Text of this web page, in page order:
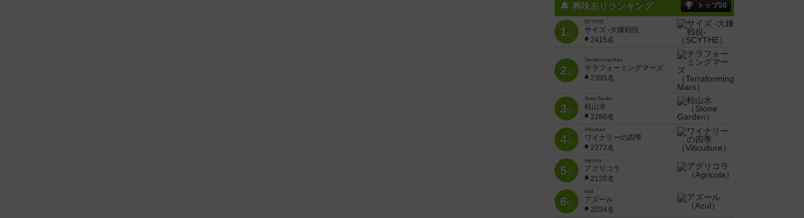
興味ありランキング トップ50
1位
SCYTHE
サイズ -大鎌戦役-
2415名
2位
Terraforming Mars
テラフォーミングマーズ
2395名
3位
Stone Garden
枯山水
2280名
4位
Viticulture
ワイナリーの四季
2272名
5位
Agricola
アグリコラ
2120名
6位
Azul
アズール
2034名